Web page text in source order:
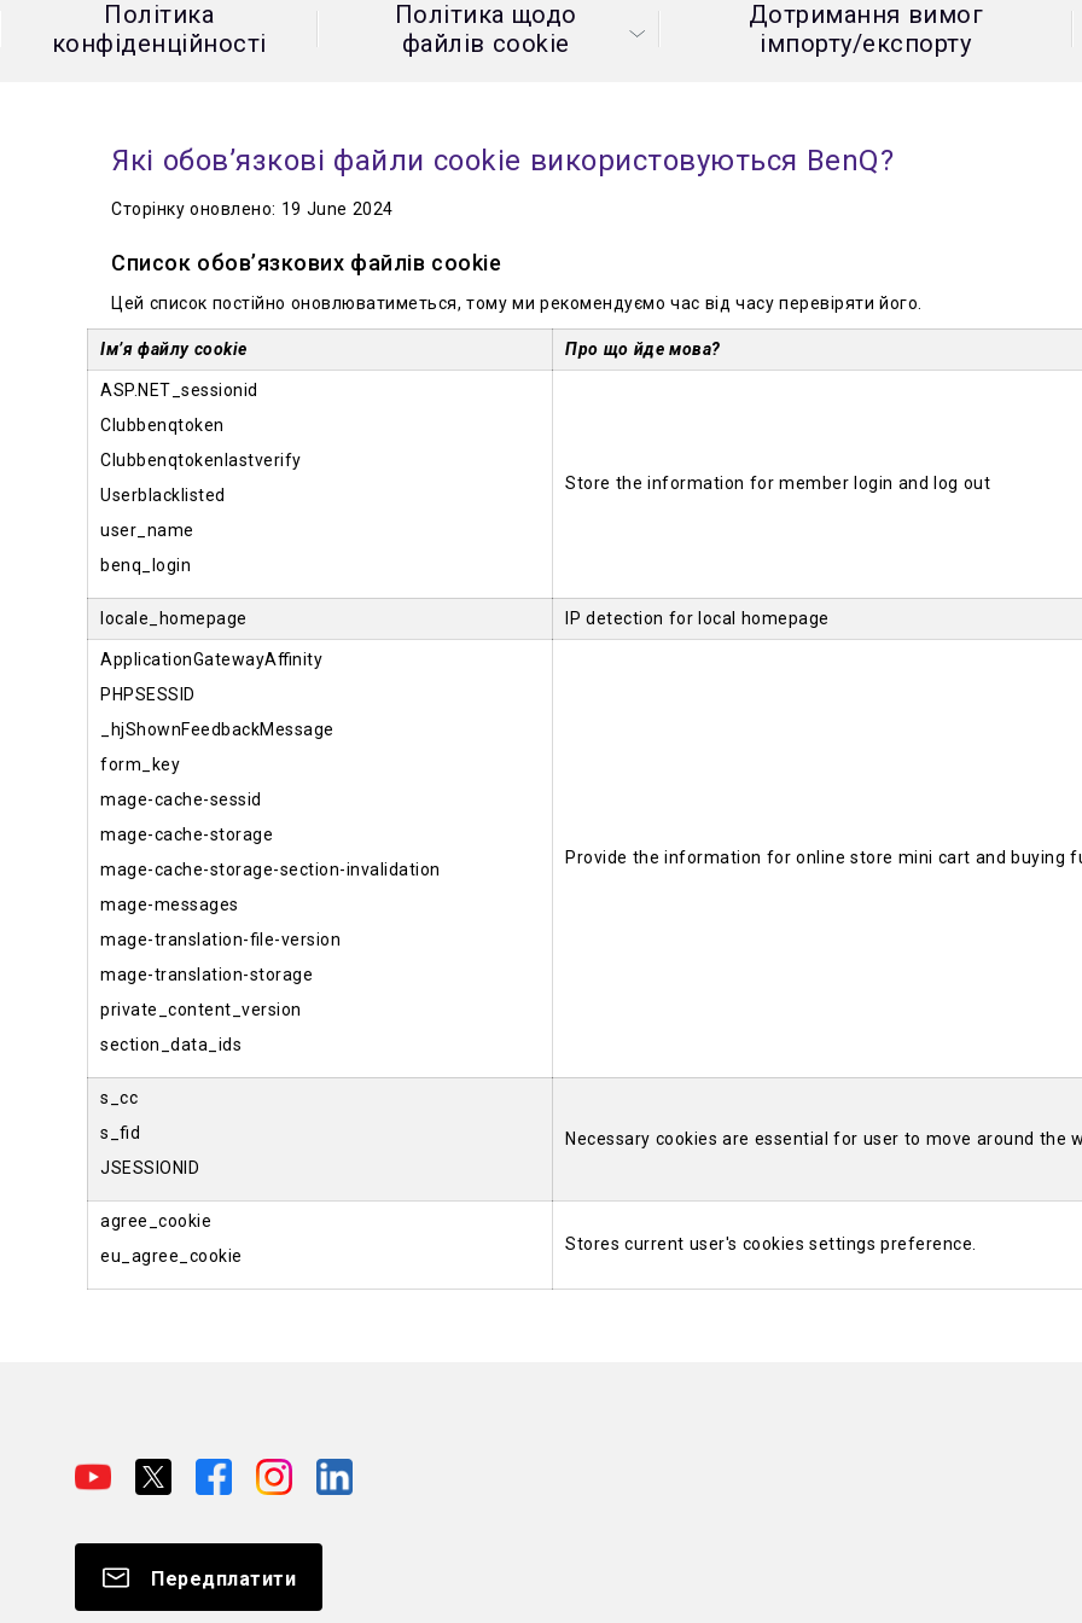
2D, коригування
Політика
конфіденційності
Політика щодо
файлів cookie
Дотримання вимог
імпорту/експорту
Які обов’язкові файли cookie використовуються BenQ?
Сторінку оновлено: 19 June 2024
Список обов’язкових файлів cookie
Цей список постійно оновлюватиметься, тому ми рекомендуємо час від часу перевіряти його.
Ім’я файлу cookie Про що йде мова?
ASP.NET_sessionid
Clubbenqtoken
Clubbenqtokenlastverify
Userblacklisted
user_name
benq_login
Store the information for member login and log out
locale_homepage IP detection for local homepage
ApplicationGatewayAffinity
PHPSESSID
_hjShownFeedbackMessage
form_key
mage-cache-sessid
mage-cache-storage
mage-cache-storage-section-invalidation
mage-messages
mage-translation-file-version
mage-translation-storage
private_content_version
section_data_ids
Provide the information for online store mini cart and buying
s_cc
s_fid
JSESSIONID
Necessary cookies are essential for user to move around the
agree_cookie
eu_agree_cookie
Stores current user's cookies settings preference.
Передплатити